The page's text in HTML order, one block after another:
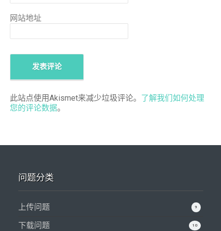
网站地址
此站点使用Akismet来减少垃圾评论。 了解我们如何处理
您的评论数据。
问题分类
9
上传问题
10
下载问题